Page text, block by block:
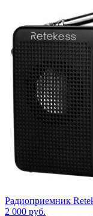
Радиоприемник
2 000 руб.